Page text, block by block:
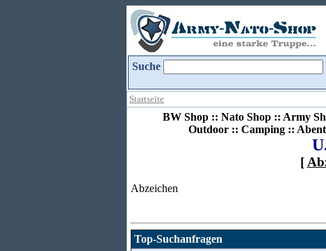
Suche
Startseite
BW Shop :: Nato Shop :: Army
Outdoor :: Camping ::
[
Abzeichen
Top-Suchanfragen